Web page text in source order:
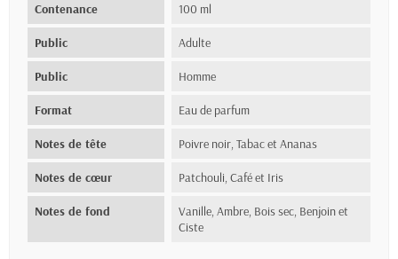
Contenance 100 ml
Public Adulte
Public Homme
Format Eau de parfum
Notes de tête Poivre noir, Tabac et Ananas
Notes de cœur Patchouli, Café et Iris
Notes de fond
Vanille, Ambre, Bois sec, Benjoin et
Ciste